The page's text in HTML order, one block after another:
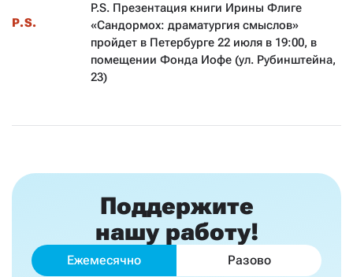
P.S.
P.S. Презентация книги Ирины Флиге
«Сандормох: драматургия смыслов»
пройдет в Петербурге 22 июля в 19:00, в
помещении Фонда Иофе (ул. Рубинштейна,
23)
Поддержите
нашу работу!
Ежемесячно Разово